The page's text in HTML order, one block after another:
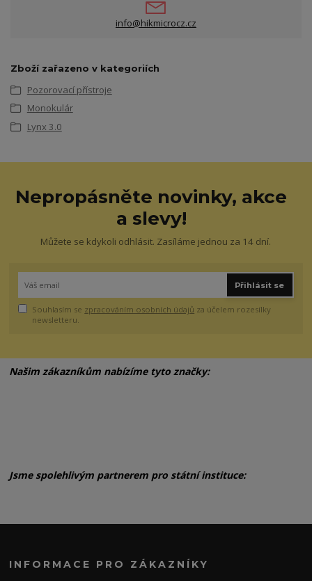
info@hikmicrocz.cz
Zboží zařazeno v kategoriích
Pozorovací přístroje
Monokulár
Lynx 3.0
Nepropásněte novinky, akce
a slevy!
Můžete se kdykoli odhlásit. Zasíláme jednou za 14 dní.
Přihlásit se
Souhlasím se zpracováním osobních údajů za účelem rozesílky
newsletteru.
Našim zákazníkům nabízíme tyto značky:
Jsme spolehlivým partnerem pro státní instituce:
INFORMACE PRO ZÁKAZNÍKY